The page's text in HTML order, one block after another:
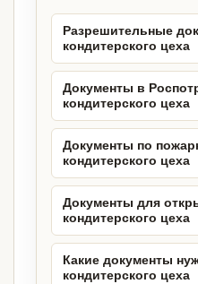
Разрешительные
кондитерского цеха
Документы в
кондитерского цеха
Документы по
кондитерского цеха
Документы для
кондитерского цеха
Какие документы
кондитерского цеха